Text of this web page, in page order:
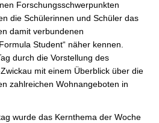
Forschungsschwerpunkten
die Schülerinnen und Schüler das
damit verbundenen
Student“ näher kennen.
durch die Vorstellung des
mit einem Überblick über die
zahlreichen Wohnangeboten in
wurde das Kernthema der Woche